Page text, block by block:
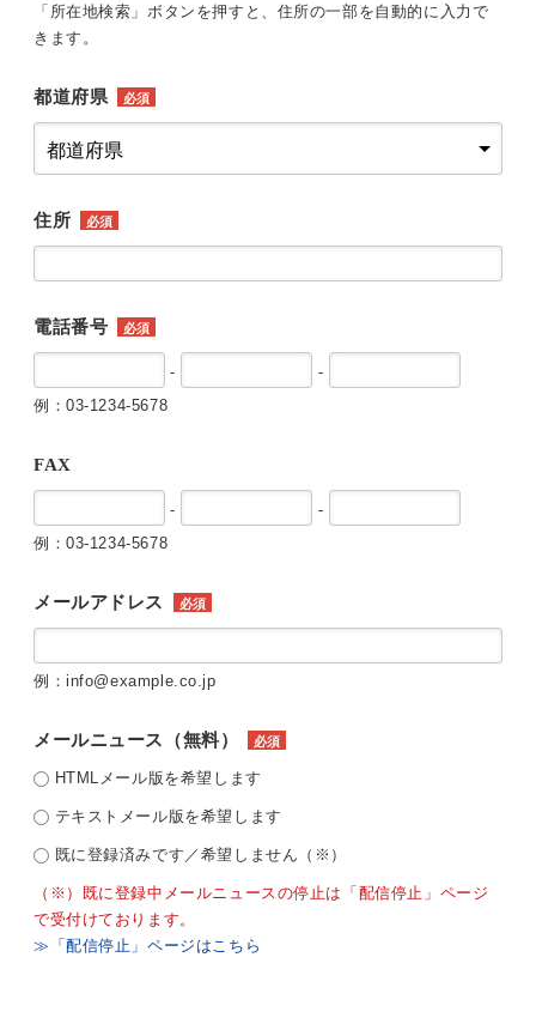
「所在地検索」ボタンを押すと、住所の一部を自動的に入力で
きます。
都道府県 必須
住所 必須
電話番号 必須
-
-
例：03-1234-5678
FAX
-
-
例：03-1234-5678
メールアドレス 必須
例：info@example.co.jp
メールニュース（無料） 必須
HTMLメール版を希望します
テキストメール版を希望します
既に登録済みです／希望しません（※）
（※）既に登録中メールニュースの停止は「配信停止」ページ
で受付けております。
≫「配信停止」ページはこちら